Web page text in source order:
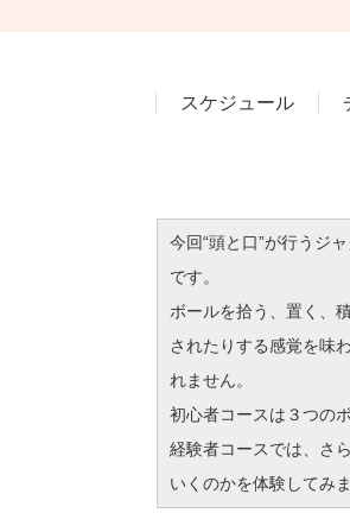
スケジュール
今回“頭と口”が行うジ
です。
ボールを拾う、置く、
されたりする感覚を味
れません。
初心者コースは３つの
経験者コースでは、さ
いくのかを体験してみま